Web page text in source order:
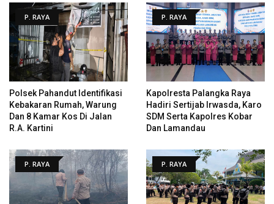
P. RAYA
Polsek Pahandut Identifikasi
Kebakaran Rumah, Warung
Dan 8 Kamar Kos Di Jalan
R.A. Kartini
P. RAYA
Kapolresta Palangka Raya
Hadiri Sertijab Irwasda, Karo
SDM Serta Kapolres Kobar
Dan Lamandau
P. RAYA P. RAYA